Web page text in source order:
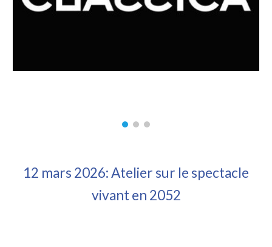
12 mars 2026: Atelier sur le spectacle
vivant en 2052